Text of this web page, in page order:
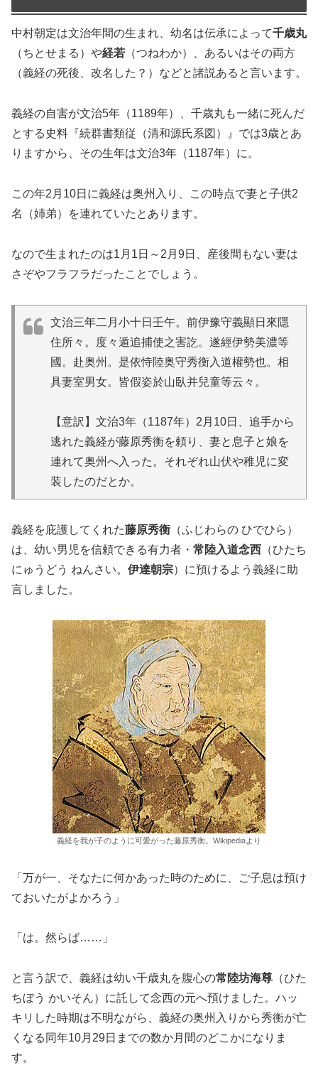
中村朝定は文治年間の生まれ、幼名は伝承によって千歳丸
（ちとせまる）や経若 （つねわか）、あるいはその両方
（義経の死後、改名した？）などと諸説あると言います。
義経の自害が文治5年（1189年）、千歳丸も一緒に死んだ
とする史料『続群書類従（清和源氏系図）』では3歳とあ
りますから、その生年は文治3年（1187年）に。
この年2月10日に義経は奥州入り、この時点で妻と子供2
名（姉弟）を連れていたとあります。
なので生まれたのは1月1日～2月9日、産後間もない妻は
さぞやフラフラだったことでしょう。
文治三年二月小十日壬午。前伊豫守義顯日來隱
住所々。度々遁追捕使之害訖。遂經伊勢美濃等
國。赴奥州。是依恃陸奥守秀衡入道權勢也。相
具妻室男女。皆假姿於山臥并兒童等云々。
【意訳】文治3年（1187年）2月10日、追手から
逃れた義経が藤原秀衡を頼り、妻と息子と娘を
連れて奥州へ入った。それぞれ山伏や稚児に変
装したのだとか。
義経を庇護してくれた藤原秀衡 （ふじわらの ひでひら）
は、幼い男児を信頼できる有力者・ 常陸入道念西 （ひたち
にゅうどう ねんさい。 伊達朝宗）に預けるよう義経に助
言しました。
義経を我が子のように可愛がった藤原秀衡。Wikipediaより
「万が一、そなたに何かあった時のために、ご子息は預け
ておいたがよかろう」
「は。然らば……」
と言う訳で、義経は幼い千歳丸を腹心の常陸坊海尊 （ひた
ちぼう かいそん）に託して念西の元へ預けました。ハッ
キリした時期は不明ながら、義経の奥州入りから秀衡が亡
くなる同年10月29日までの数か月間のどこかになりま
す。